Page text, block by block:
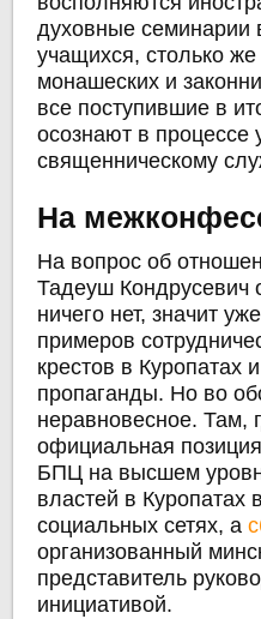
духовные семинарии
учащихся, столько
монашеских и
все поступившие в
осознают в процессе
священническому
На
На вопрос об
Тадеуш Кондрусевич
ничего нет, значит
примеров
крестов в Куропатах
пропаганды. Но во
неравновесное. Там,
официальная
БПЦ на высшем
властей в
социальных сетях, а
организованный
представитель
инициативой.